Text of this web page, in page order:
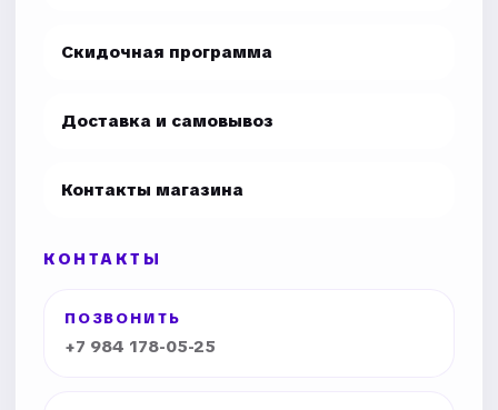
Скидочная программа
Доставка и самовывоз
Контакты магазина
КОНТАКТЫ
ПОЗВОНИТЬ
+7 984 178-05-25